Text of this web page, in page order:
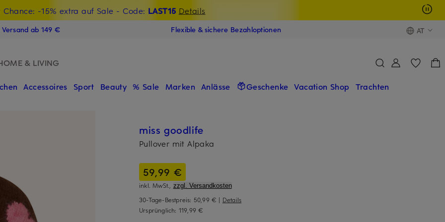
Chance: -15% extra auf Sale - Code: LAST15 Details
Willkommensgutschein mit Beyond sichern
ab 149 € Flexible & sichere Bezahloptionen AT
& LIVING
Accessoires Sport Beauty % Sale Marken Anlässe Geschenke Vacation Shop Trachten
miss goodlife
Pullover mit Alpaka
59,99 €
inkl. MwSt., zzgl. Versandkosten
30-Tage-Bestpreis: 50,99 € | Details
Ursprünglich: 119,99 €